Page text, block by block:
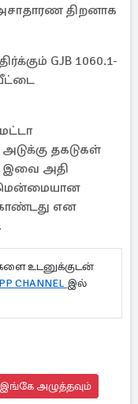
திறனாக
GJB 1060.1-
தகடுகள்
இவை அதி
மென்மையான
என
உடனுக்குடன்
CHANNEL இல்
அழுத்தவும்